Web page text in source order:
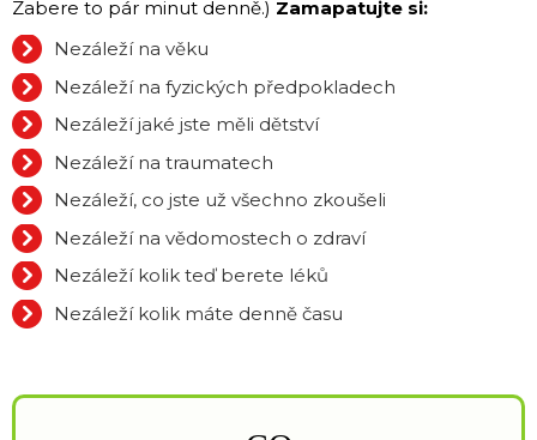
Zabere to pár minut denně.) Zamapatujte si:
Nezáleží na věku
Nezáleží na fyzických předpokladech
Nezáleží jaké jste měli dětství
Nezáleží na traumatech
Nezáleží, co jste už všechno zkoušeli
Nezáleží na vědomostech o zdraví
Nezáleží kolik teď berete léků
Nezáleží kolik máte denně času